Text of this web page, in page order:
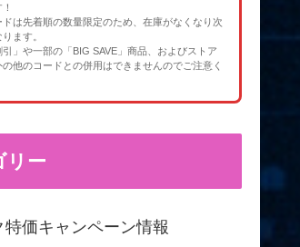
は先着順の数量限定のため、在庫がなくなり次
ます。
」や一部の「BIG SAVE」商品、およびストア
の他のコードとの併用はできませんのでご注意く
リー
特価キャンペーン情報